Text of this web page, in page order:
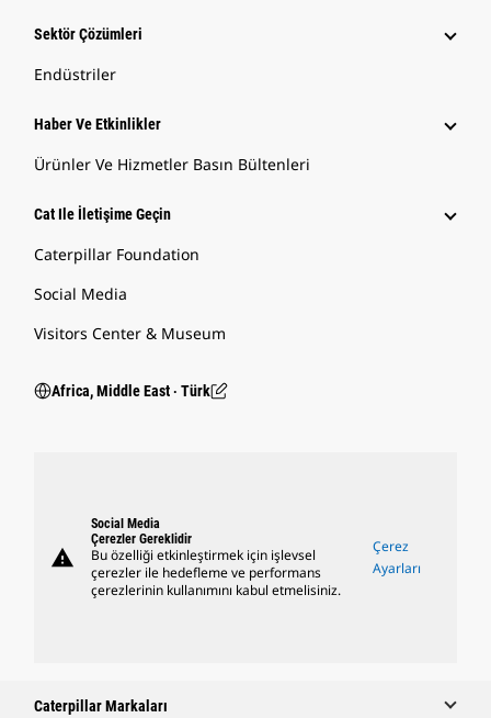
Sektör Çözümleri
Endüstriler
Haber Ve Etkinlikler
Ürünler Ve Hizmetler Basın Bültenleri
Cat Ile İletişime Geçin
Caterpillar Foundation
Social Media
Visitors Center & Museum
Africa, Middle East ‧ Türk
warning
Social Media
Çerezler Gereklidir
Bu özelliği etkinleştirmek için işlevsel
çerezler ile hedefleme ve performans
çerezlerinin kullanımını kabul etmelisiniz.
Çerez
Ayarları
Caterpillar Markaları